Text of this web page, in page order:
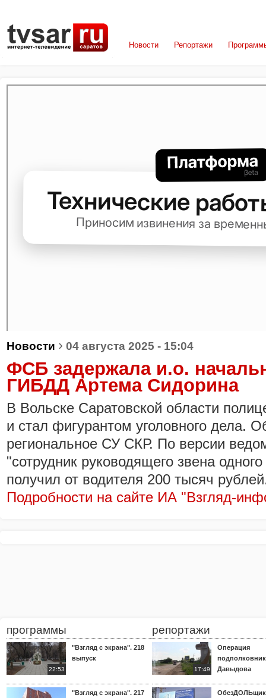
Новости Репортажи
Новости › 04 августа 2025 - 15:04
ФСБ задержала и.о.
ГИБДД Артема Сидорина
В Вольске Саратовской области
и стал фигурантом уголовного дела.
региональное СУ СКР. По версии
"сотрудник руководящего звена
получил от водителя 200 тысяч
Подробности на сайте ИА "Взгляд-
программы
22:53
"Взгляд с экрана". 218
выпуск
"Взгляд с экрана". 217
репортажи
17:49
Операция
Давыдова